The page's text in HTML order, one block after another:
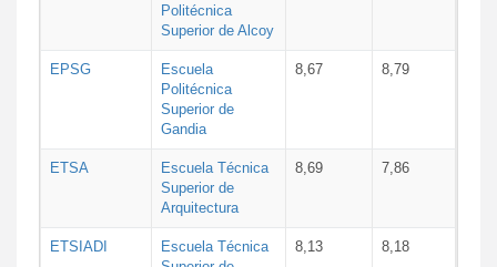
Politécnica
Superior de Alcoy
EPSG
Escuela
Politécnica
Superior de
Gandia
8,67 8,79
ETSA
Escuela Técnica
Superior de
Arquitectura
8,69 7,86
ETSIADI
Escuela Técnica
8,13 8,18